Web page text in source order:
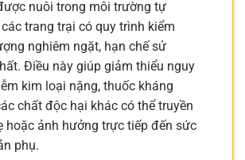
nuôi trong môi trường tự
trang trại có quy trình kiểm
nghiêm ngặt, hạn chế sử
Điều này giúp giảm thiểu nguy
kim loại nặng, thuốc kháng
chất độc hại khác có thể truyền
hoặc ảnh hưởng trực tiếp đến sức
phụ.